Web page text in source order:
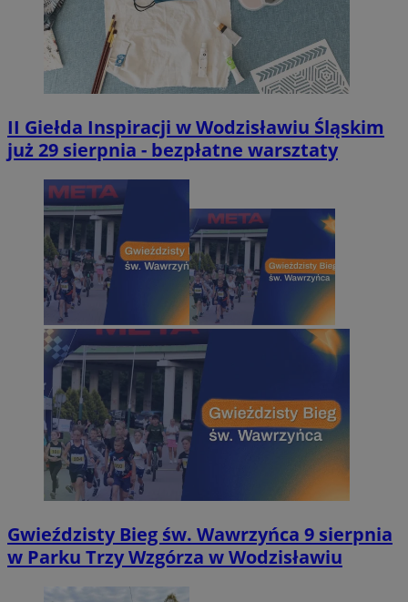
II Giełda Inspiracji w Wodzisławiu Śląskim
już 29 sierpnia - bezpłatne warsztaty
Gwieździsty Bieg św. Wawrzyńca 9 sierpnia
w Parku Trzy Wzgórza w Wodzisławiu